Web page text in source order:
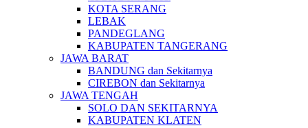
KOTA SERANG
LEBAK
PANDEGLANG
KABUPATEN TANGERANG
JAWA BARAT
BANDUNG dan Sekitarnya
CIREBON dan Sekitarnya
JAWA TENGAH
SOLO DAN SEKITARNYA
KABUPATEN KLATEN